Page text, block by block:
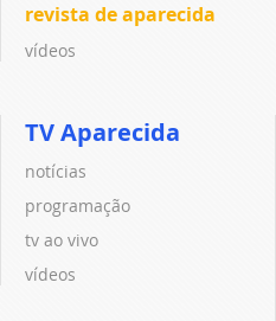
revista de aparecida
vídeos
TV Aparecida
notícias
programação
tv ao vivo
vídeos